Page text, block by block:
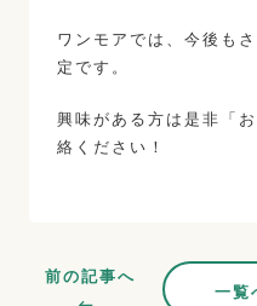
ワンモアでは、今後も
定です。
興味がある方は是非「
絡ください！
前の記事へ
一覧